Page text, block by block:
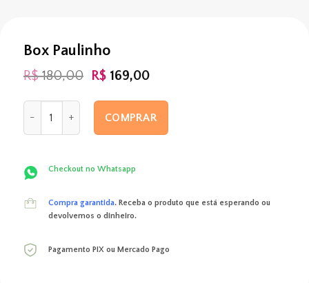
Box Paulinho
R$180,00 O
original
era:
R$ 180,00.
R$ 169,00O
atual
é:
R$ 169,00.
Box Paulinho quantidade
COMPRAR
Checkout no Whatsapp
Compra garantida. Receba o produto que está esperando ou
devolvemos o dinheiro.
Pagamento PIX ou Mercado Pago